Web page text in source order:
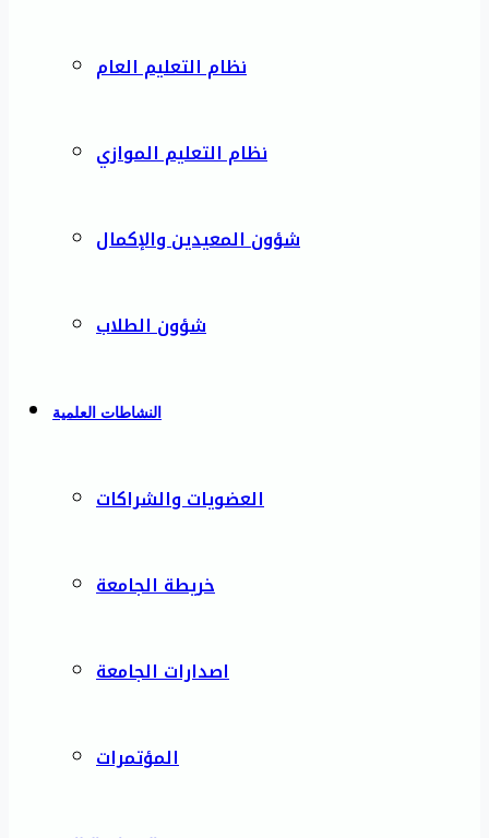
نظام التعليم العام
نظام التعليم الموازي
شؤون المعيدين والإكمال
شؤون الطلاب
النشاطات العلمية
العضويات والشراكات
خريطة الجامعة
اصدارات الجامعة
المؤتمرات